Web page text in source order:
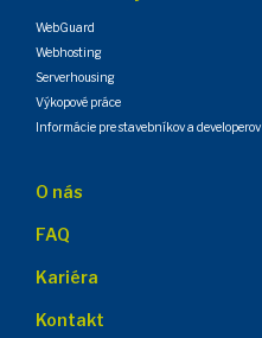
WebGuard
Webhosting
Serverhousing
Výkopové práce
Informácie pre stavebníkov a developerov
O nás
FAQ
Kariéra
Kontakt